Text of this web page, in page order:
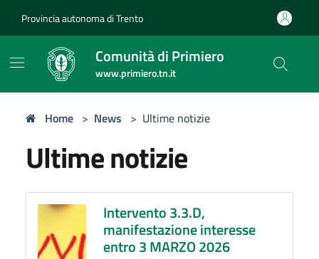
Provincia autonoma di Trento
Comunità di Primiero
www.primiero.tn.it
Home > News > Ultime notizie
Ultime notizie
Intervento 3.3.D,
manifestazione interesse
entro 3 MARZO 2026